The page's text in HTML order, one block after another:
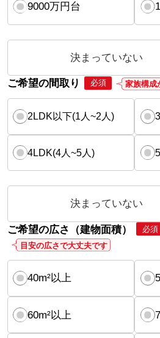
9000万円台
決まっていない
ご希望の間取り 必須 家族構成
2LDK以下(1人~2人)
4LDK(4人~5人)
決まっていない
ご希望の広さ（建物面積）
必須
目安の広さで大丈夫です
40m²以上
60m²以上